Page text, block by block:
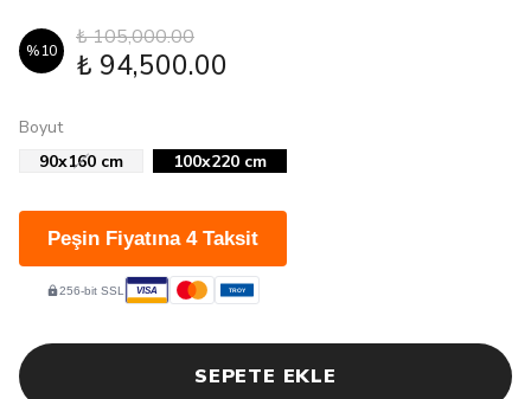
%10
₺ 105,000.00
₺ 94,500.00
Boyut
90x160 cm
100x220 cm
Peşin Fiyatına 4 Taksit
256-bit SSL VISA TROY
SEPETE EKLE